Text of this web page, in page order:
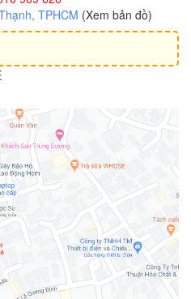
TPHCM (Xem bản đồ)